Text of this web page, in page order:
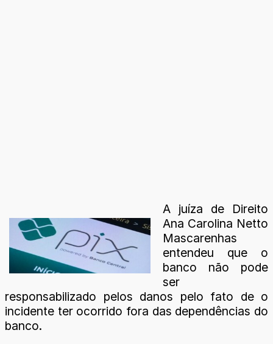
A juíza de Direito
Ana Carolina Netto
Mascarenhas
entendeu que o
banco não pode
ser
responsabilizado pelos danos pelo fato de o
incidente ter ocorrido fora das dependências do
banco.